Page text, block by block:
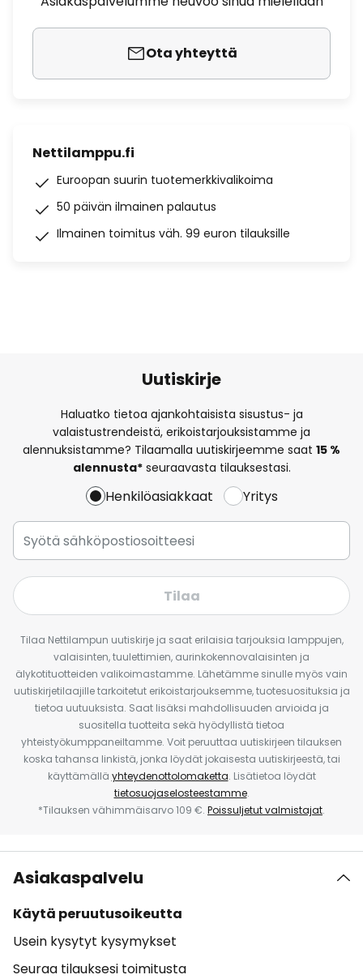
Ota yhteyttä
Nettilamppu.fi
Euroopan suurin tuotemerkkivalikoima
50 päivän ilmainen palautus
Ilmainen toimitus väh. 99 euron tilauksille
Uutiskirje
Haluatko tietoa ajankohtaisista sisustus- ja
valaistustrendeistä, erikoistarjouksistamme ja
alennuksistamme? Tilaamalla uutiskirjeemme saat 15 %
alennusta*seuraavasta tilauksestasi.
Henkilöasiakkaat Yritys
Tilaa
Tilaa Nettilampun uutiskirje ja saat erilaisia tarjouksia lamppujen,
valaisinten, tuulettimien, aurinkokennovalaisinten ja
älykotituotteiden valikoimastamme. Lähetämme sinulle myös vain
uutiskirjetilaajille tarkoitetut erikoistarjouksemme, tuotesuosituksia ja
tietoa uutuuksista. Saat lisäksi mahdollisuuden arvioida ja
suositella tuotteita sekä hyödyllistä tietoa
yhteistyökumppaneiltamme. Voit peruuttaa uutiskirjeen tilauksen
koska tahansa linkistä, jonka löydät jokaisesta uutiskirjeestä, tai
käyttämällä yhteydenottolomaketta. Lisätietoa löydät
tietosuojaselosteestamme.
*Tilauksen vähimmäisarvo 109 €. Poissuljetut valmistajat.
Asiakaspalvelu
Käytä peruutusoikeutta
Usein kysytyt kysymykset
Seuraa tilauksesi toimitusta